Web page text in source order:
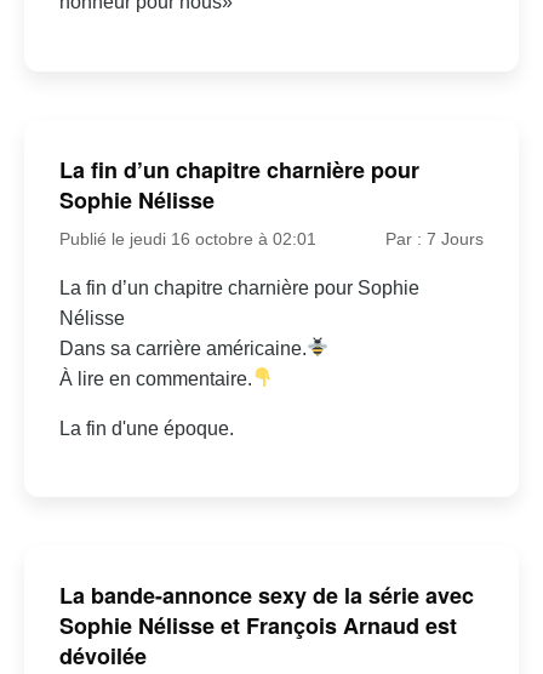
La fin d’un chapitre charnière pour
Sophie Nélisse
Publié le jeudi 16 octobre à 02:01 Par : 7 Jours
La fin d’un chapitre charnière pour Sophie
Nélisse
Dans sa carrière américaine.
À lire en commentaire.
La fin d'une époque.
La bande-annonce sexy de la série avec
Sophie Nélisse et François Arnaud est
dévoilée